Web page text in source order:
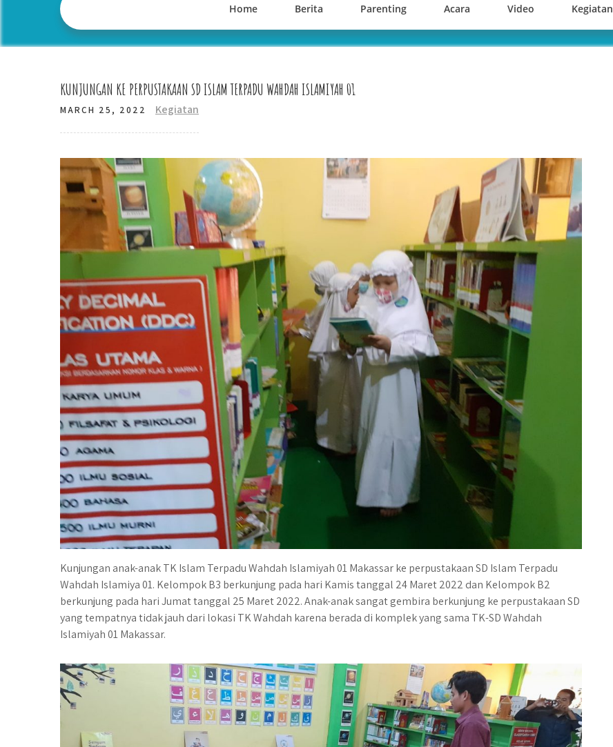
Home Berita Parenting Acara Video Kegiatan
KUNJUNGAN KE PERPUSTAKAAN SD ISLAM TERPADU WAHDAH ISLAMIYAH 01
MARCH 25, 2022 Kegiatan
Kunjungan anak-anak TK Islam Terpadu Wahdah Islamiyah 01 Makassar ke perpustakaan SD Islam Terpadu
Wahdah Islamiya 01. Kelompok B3 berkunjung pada hari Kamis tanggal 24 Maret 2022 dan Kelompok B2
berkunjung pada hari Jumat tanggal 25 Maret 2022. Anak-anak sangat gembira berkunjung ke perpustakaan SD
yang tempatnya tidak jauh dari lokasi TK Wahdah karena berada di komplek yang sama TK-SD Wahdah
Islamiyah 01 Makassar.